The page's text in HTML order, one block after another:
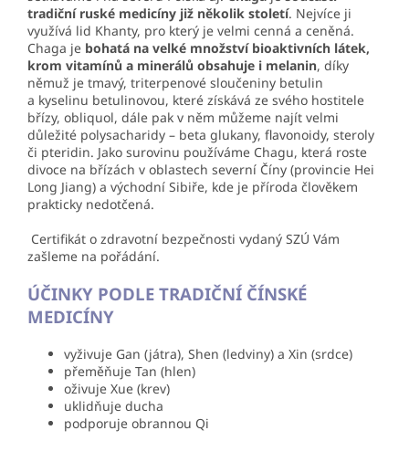
tradiční ruské medicíny již několik století. Nejvíce ji
využívá lid Khanty, pro který je velmi cenná a ceněná.
Chaga je bohatá na velké množství bioaktivních látek,
krom vitamínů a minerálů obsahuje i melanin, díky
němuž je tmavý, triterpenové sloučeniny betulin
a kyselinu betulinovou, které získává ze svého hostitele
břízy, obliquol, dále pak v něm můžeme najít velmi
důležité polysacharidy – beta glukany, flavonoidy, steroly
či pteridin. Jako surovinu používáme Chagu, která roste
divoce na břízách v oblastech severní Číny (provincie Hei
Long Jiang) a východní Sibiře, kde je příroda člověkem
prakticky nedotčená.
Certifikát o zdravotní bezpečnosti vydaný SZÚ Vám
zašleme na pořádání.
ÚČINKY PODLE TRADIČNÍ ČÍNSKÉ
MEDICÍNY
vyživuje Gan (játra), Shen (ledviny) a Xin (srdce)
přeměňuje Tan (hlen)
oživuje Xue (krev)
uklidňuje ducha
podporuje obrannou Qi